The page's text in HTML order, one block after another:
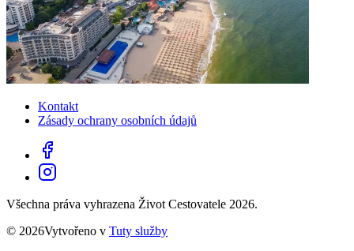
Kontakt
Zásady ochrany osobních údajů
Všechna práva vyhrazena Život Cestovatele 2026.
© 2026Vytvořeno v Tuty služby